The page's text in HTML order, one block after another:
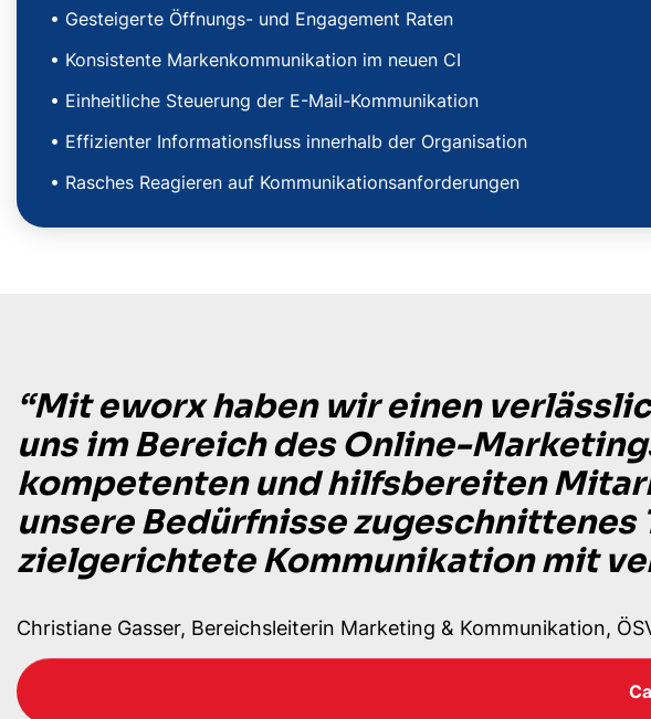
• Gesteigerte Öffnungs- und Engagement Raten
• Konsistente Markenkommunikation im neuen CI
• Einheitliche Steuerung der E-Mail-Kommunikation
• Effizienter Informationsfluss innerhalb der Organisation
• Rasches Reagieren auf Kommunikationsanforderungen
“Mit eworx haben wir einen
uns im Bereich des Online-
kompetenten und hilfsbereiten
unsere Bedürfnisse
zielgerichtete Kommunikation mit
Christiane Gasser, Bereichsleiterin Marketing & Kommunikation,